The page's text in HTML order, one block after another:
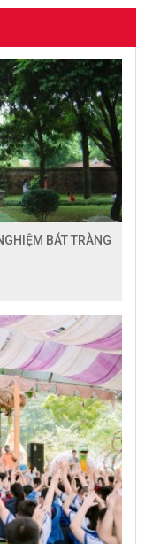
BÁT TRÀNG